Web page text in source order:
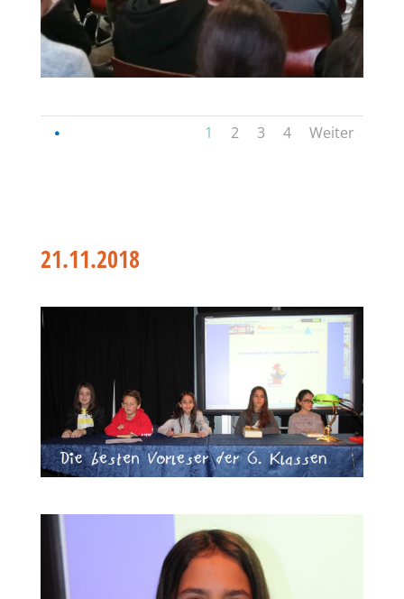
1 2 3 4 Weiter
21.11.2018